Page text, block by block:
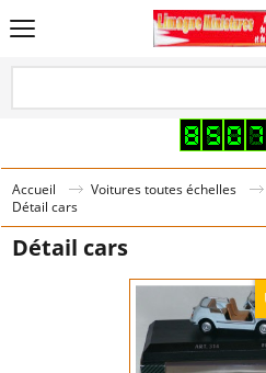
Accueil Voitures toutes échelles
Détail cars
Détail cars